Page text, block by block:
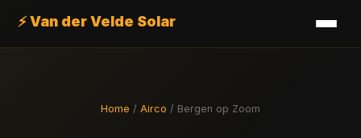
⚡ Van der Velde Solar
Home / Airco / Bergen op Zoom